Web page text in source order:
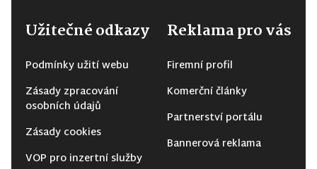
Užitečné odkazy
Podmínky užití webu
Zásady zpracování
osobních údajů
Zásady cookies
VOP pro inzertní služby
Reklama pro vás
Firemní profil
Komerční články
Partnerství portálu
Bannerová reklama